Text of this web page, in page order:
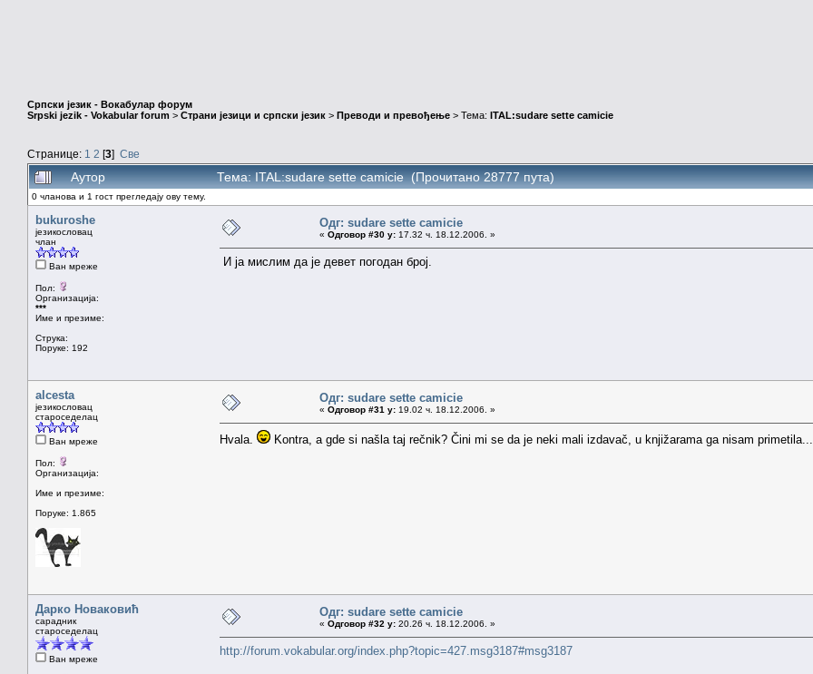
Српски језик - Вокабулар форум
Srpski jezik - Vokabular forum > Страни језици и српски језик > Преводи и превођење > Тема: ITAL:sudare sette camicie
Странице: 1 2 [3] Све
Аутор Тема: ITAL:sudare sette camicie (Прочитано 28777 пута)
0 чланова и 1 гост прегледају ову тему.
bukuroshe
језикословац
члан
Ван мреже
Пол:
Организација:
***
Име и презиме:
Струка:
Поруке: 192
Одг: sudare sette camicie
« Одговор #30 у: 17.32 ч. 18.12.2006. »
И ја мислим да је девет погодан број.
alcesta
језикословац
староседелац
Ван мреже
Пол:
Организација:
Име и презиме:
Поруке: 1.865
Одг: sudare sette camicie
« Одговор #31 у: 19.02 ч. 18.12.2006. »
Hvala. Kontra, a gde si našla taj rečnik? Čini mi se da je neki mali izdavač, u knjižarama ga nisam primetila...
Дарко Новаковић
сарадник
староседелац
Ван мреже
Одг: sudare sette camicie
« Одговор #32 у: 20.26 ч. 18.12.2006. »
http://forum.vokabular.org/index.php?topic=427.msg3187#msg3187